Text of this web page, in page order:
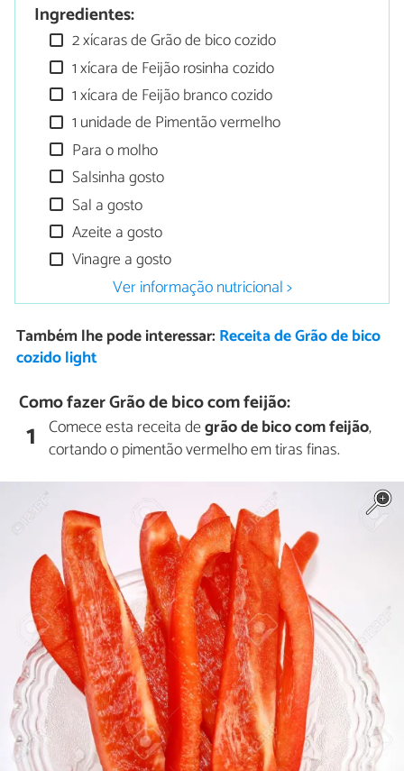
Ingredientes:
2 xícaras de Grão de bico cozido
1 xícara de Feijão rosinha cozido
1 xícara de Feijão branco cozido
1 unidade de Pimentão vermelho
Para o molho
Salsinha gosto
Sal a gosto
Azeite a gosto
Vinagre a gosto
Ver informação nutricional >
Também lhe pode interessar: Receita de Grão de bico
cozido light
Como fazer Grão de bico com feijão:
1 Comece esta receita degrão de bico com feijão,
cortando o pimentão vermelho em tiras finas.